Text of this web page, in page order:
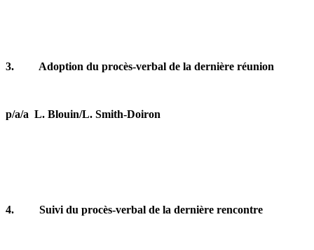
3. Adoption du procès-verbal de la dernière réunion
p/a/a L. Blouin/L. Smith-Doiron
4. Suivi du procès-verbal de la dernière rencontre